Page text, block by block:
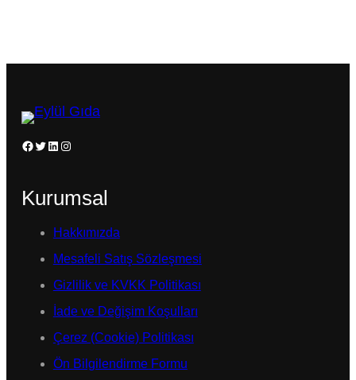
Facebook Twitter LinkedIn Instagram
Kurumsal
Hakkımızda
Mesafeli Satış Sözleşmesi
Gizlilik ve KVKK Politikası
İade ve Değişim Koşulları
Çerez (Cookie) Politikası
Ön Bilgilendirme Formu